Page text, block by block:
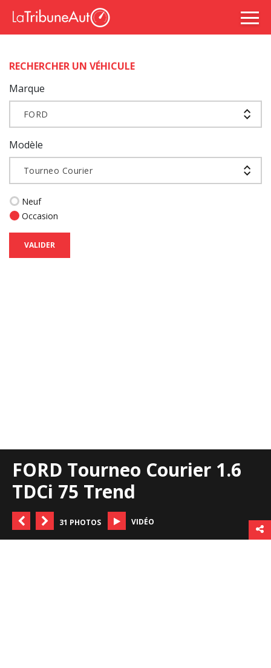
RECHERCHER UN VÉHICULE
Marque
FORD
Modèle
Tourneo Courier
Neuf
Occasion
VALIDER
FORD Tourneo Courier 1.6
TDCi 75 Trend
31 PHOTOS VIDÉO